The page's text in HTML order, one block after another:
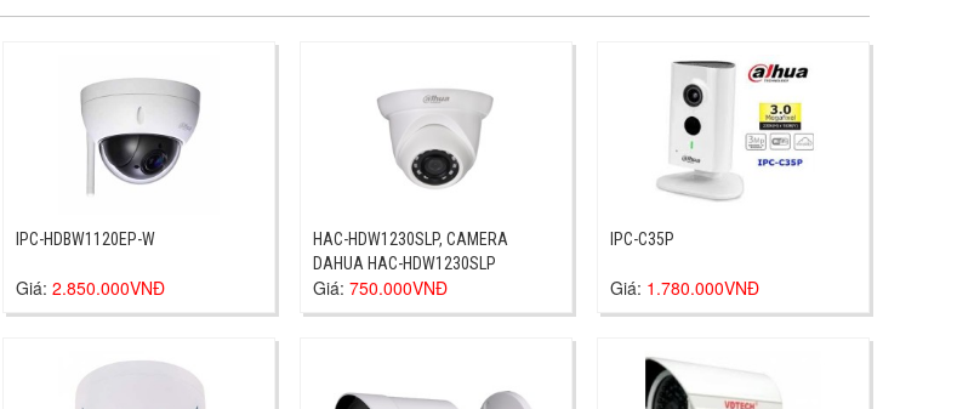
IPC-HDBW1120EP-W
Giá: 2.850.000VNĐ
HAC-HDW1230SLP, CAMERA
DAHUA HAC-HDW1230SLP
Giá: 750.000VNĐ
IPC-C35P
Giá: 1.780.000VNĐ